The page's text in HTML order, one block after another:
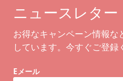
ニュースレター
お得なキャンペーン情報な
しています。今すぐご登録
Eメール